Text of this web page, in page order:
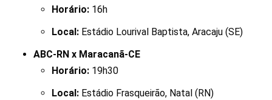
Horário: 16h
Local: Estádio Lourival Baptista, Aracaju (SE)
ABC-RN x Maracanã-CE
Horário: 19h30
Local: Estádio Frasqueirão, Natal (RN)